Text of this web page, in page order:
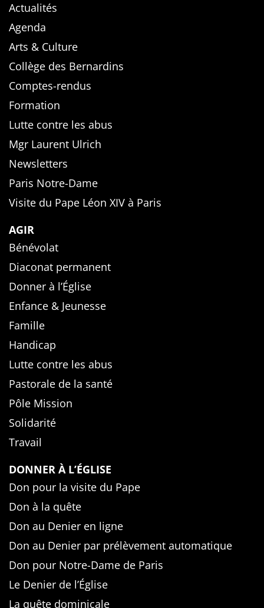
Actualités
Agenda
Arts & Culture
Collège des Bernardins
Comptes-rendus
Formation
Lutte contre les abus
Mgr Laurent Ulrich
Newsletters
Paris Notre-Dame
Visite du Pape Léon XIV à Paris
AGIR
Bénévolat
Diaconat permanent
Donner à l’Église
Enfance & Jeunesse
Famille
Handicap
Lutte contre les abus
Pastorale de la santé
Pôle Mission
Solidarité
Travail
DONNER À L’ÉGLISE
Don pour la visite du Pape
Don à la quête
Don au Denier en ligne
Don au Denier par prélèvement automatique
Don pour Notre-Dame de Paris
Le Denier de l’Église
La quête dominicale